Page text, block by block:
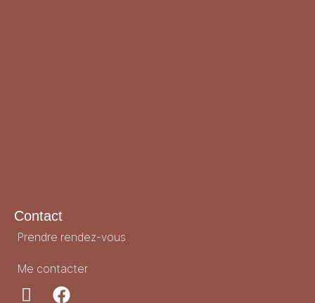
Contact
Prendre rendez-vous
Me contacter